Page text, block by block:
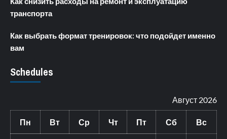
транспорта
Как выбрать формат тренировок: что подойдет именно
вам
Schedules
Август 2026
Пн Вт Ср Чт Пт Сб Вс